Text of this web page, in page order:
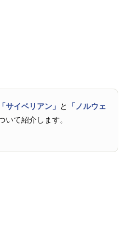
「サイベリアン」 と
「ノルウェ
いて紹介します。